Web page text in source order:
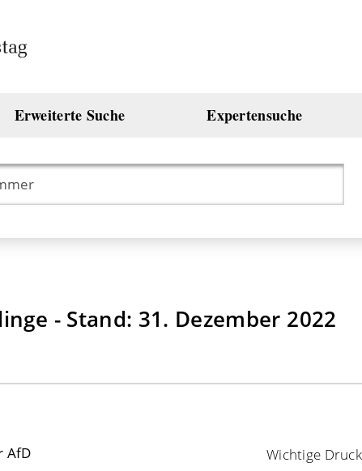
Erweiterte Suche Expertensuche
- Stand: 31. Dezember 2022
AfD
Wichtige